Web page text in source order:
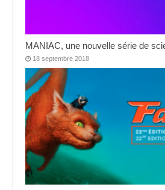
MANIAC, une nouvelle série de
18 septembre 2018